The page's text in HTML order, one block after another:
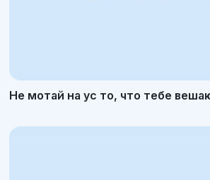
Не мотай на ус то, что тебе